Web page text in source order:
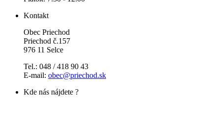
Kontakt
Obec Priechod
Priechod č.157
976 11 Selce
Tel.: 048 / 418 90 43
E-mail: obec@priechod.sk
Kde nás nájdete ?